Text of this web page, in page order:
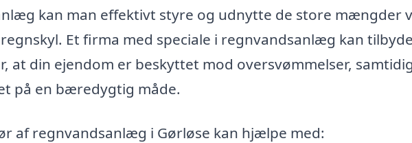
kan man effektivt styre og udnytte de store mængder
Et firma med speciale i regnvandsanlæg kan
at din ejendom er beskyttet mod oversvømmelser,
på en bæredygtig måde.
af regnvandsanlæg i Gørløse kan hjælpe med: